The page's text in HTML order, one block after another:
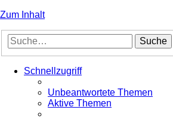
Zum Inhalt
Suche
Schnellzugriff
Unbeantwortete Themen
Aktive Themen